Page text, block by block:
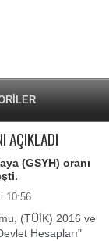
AÇIKLADI
(GSYH) oranı
10:56
(TÜİK) 2016 ve
Hesapları"